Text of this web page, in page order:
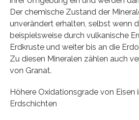
Der chemische Zustand der
unverändert erhalten, selbst wenn
beispielsweise durch vulkanische
Erdkruste und weiter bis an die
Zu diesen Mineralen zählen auch
von Granat.
Höhere Oxidationsgrade von Eisen
Erdschichten